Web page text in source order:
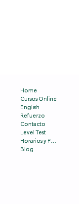
Home
Cursos Online
English
Refuerzo
Contacto
Level Test
Horarios y Precios
Blog
Home
Cursos Online
English
Refuerzo
Contacto
Level Test
Horarios y Precios
Blog